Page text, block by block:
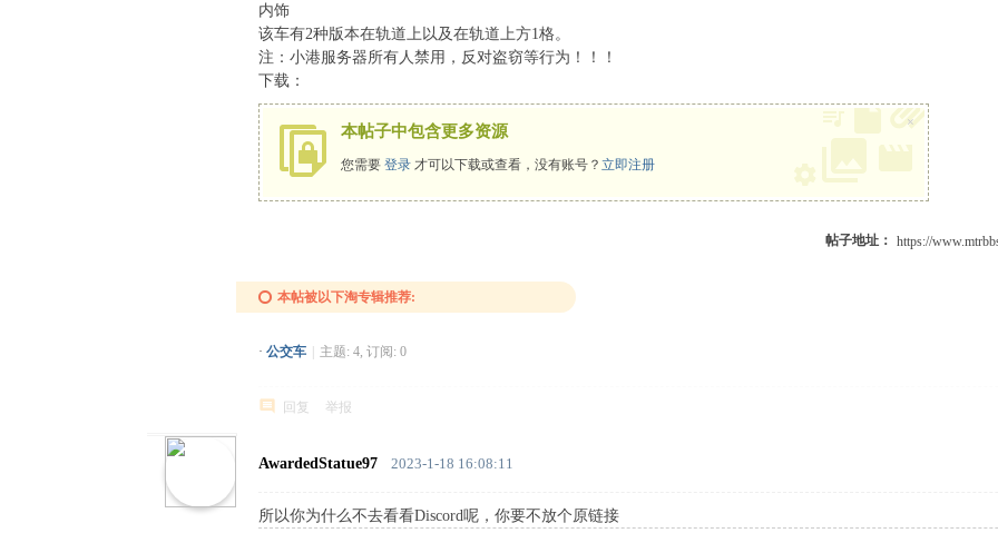
内饰
该车有2种版本在轨道上以及在轨道上方1格。
注：小港服务器所有人禁用，反对盗窃等行为！！！
下载：
本帖子中包含更多资源
您需要 登录 才可以下载或查看，没有账号？ 立即注册
×
帖子地址：
本帖被以下淘专辑推荐:
· 公交车 主题: 4, 订阅: 0
回复 举报
AwardedStatue97 2023-1-18 16:08:11
所以你为什么不去看看Discord呢，你要不放个原链接